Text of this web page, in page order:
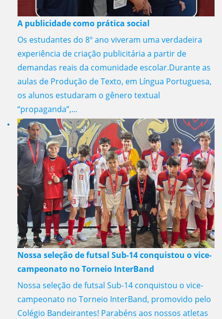
A publicidade como prática social
Os estudantes do 8º ano viveram uma verdadeira
experiência de criação publicitária a partir de
demandas reais da comunidade escolar.Durante as
aulas de Produção de Texto, em Língua Portuguesa,
os alunos estudaram o gênero textual
“propaganda”,...
Nossa seleção de futsal Sub-14 conquistou o vice-
campeonato no Torneio InterBand
Nossa seleção de futsal Sub-14 conquistou o vice-
campeonato no Torneio InterBand, promovido pelo
Colégio Bandeirantes! Parabéns aos nossos atletas